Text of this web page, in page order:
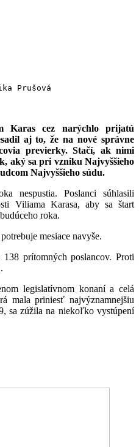
Prušová
Karas cez narýchlo prijatú
aj to, že na nové správne
previerky. Stačí, ak nimi
aký sa pri vzniku Najvyššieho
Najvyššieho súdu.
nespustia. Poslanci súhlasili
Viliama Karasa, aby sa štart
roka.
mesiace navyše.
prítomných poslancov. Proti
legislatívnom konaní a celá
mala priniesť najvýznamnejšiu
sa zúžila na niekoľko vystúpení